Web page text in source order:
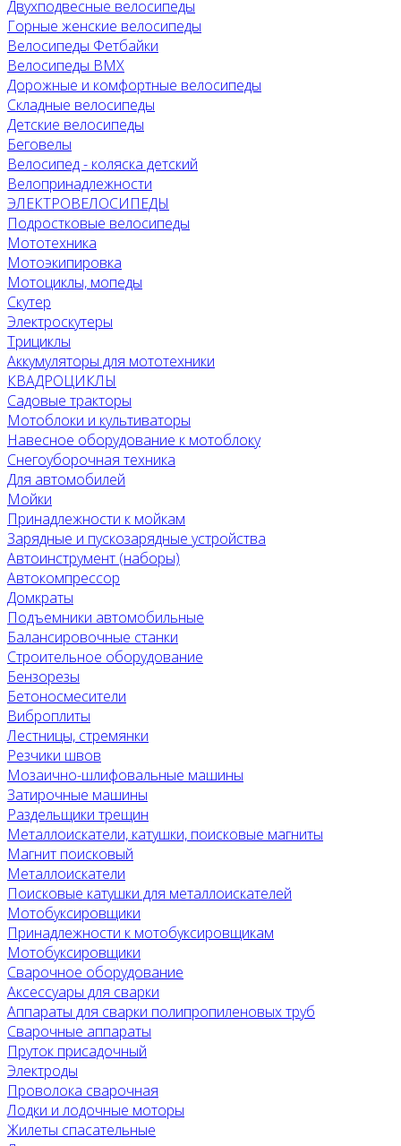
Двухподвесные велосипеды
Горные женские велосипеды
Велосипеды Фетбайки
Велосипеды BMX
Дорожные и комфортные велосипеды
Складные велосипеды
Детские велосипеды
Беговелы
Велосипед - коляска детский
Велопринадлежности
ЭЛЕКТРОВЕЛОСИПЕДЫ
Подростковые велосипеды
Мототехника
Мотоэкипировка
Мотоциклы, мопеды
Скутер
Электроскутеры
Трициклы
Аккумуляторы для мототехники
КВАДРОЦИКЛЫ
Садовые тракторы
Мотоблоки и культиваторы
Навесное оборудование к мотоблоку
Снегоуборочная техника
Для автомобилей
Мойки
Принадлежности к мойкам
Зарядные и пускозарядные устройства
Автоинструмент (наборы)
Автокомпрессор
Домкраты
Подъемники автомобильные
Балансировочные станки
Строительное оборудование
Бензорезы
Бетоносмесители
Виброплиты
Лестницы, стремянки
Резчики швов
Мозаично-шлифовальные машины
Затирочные машины
Раздельщики трещин
Металлоискатели, катушки, поисковые магниты
Магнит поисковый
Металлоискатели
Поисковые катушки для металлоискателей
Мотобуксировщики
Принадлежности к мотобуксировщикам
Мотобуксировщики
Сварочное оборудование
Аксессуары для сварки
Аппараты для сварки полипропиленовых труб
Сварочные аппараты
Пруток присадочный
Электроды
Проволока сварочная
Лодки и лодочные моторы
Жилеты спасательные